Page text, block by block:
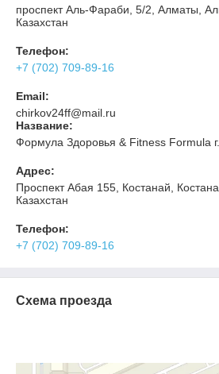
проспект Аль-Фараби, 5/2, Алматы,
Казахстан
Телефон:
+7 (702) 709-89-16
Email:
chirkov24ff@mail.ru
Название:
Формула Здоровья & Fitness Formula
Адрес:
Проспект Абая 155, Костанай,
Казахстан
Телефон:
+7 (702) 709-89-16
Схема проезда